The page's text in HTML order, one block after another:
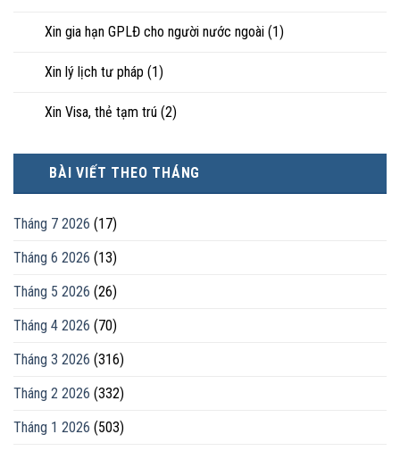
Xin gia hạn GPLĐ cho người nước ngoài (1)
Xin lý lịch tư pháp (1)
Xin Visa, thẻ tạm trú (2)
BÀI VIẾT THEO THÁNG
Tháng 7 2026 (17)
Tháng 6 2026 (13)
Tháng 5 2026 (26)
Tháng 4 2026 (70)
Tháng 3 2026 (316)
Tháng 2 2026 (332)
Tháng 1 2026 (503)